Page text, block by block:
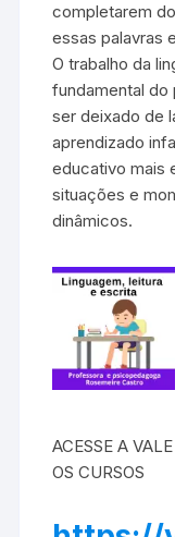
completarem
essas palavras
O trabalho da
fundamental
ser deixado de
aprendizado
educativo mais
situações e
dinâmicos.
ACESSE A
OS CURSOS